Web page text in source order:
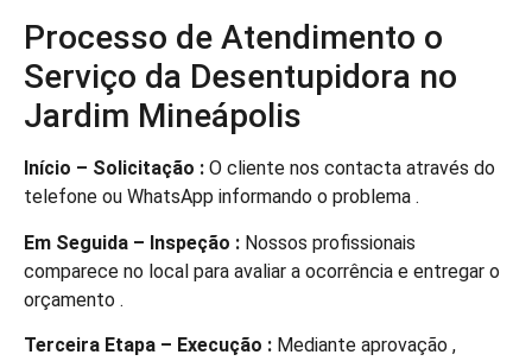
Processo de Atendimento o
Serviço da Desentupidora no
Jardim Mineápolis
Início – Solicitação : O cliente nos contacta através do
telefone ou WhatsApp informando o problema .
Em Seguida – Inspeção : Nossos profissionais
comparece no local para avaliar a ocorrência e entregar o
orçamento .
Terceira Etapa – Execução : Mediante aprovação ,